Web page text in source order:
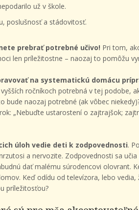
už v škole.
poslušnosť a stádovitosť.
prebrať potrebné učivo! Pri tom,
len príležitostne – naozaj to pomôžu
na systematickú domácu
ročníkoch potrebná v tej podobe,
bude naozaj potrebné (ak vôbec
„Nebuďte ustarostení o zajtrajšok;
úloh vedie deti k zodpovednosti.
a nervozite. Zodpovednosti sa
dať malému súrodencovi olovrant.
Keď odídu od televízora, lebo
príležitosťou?